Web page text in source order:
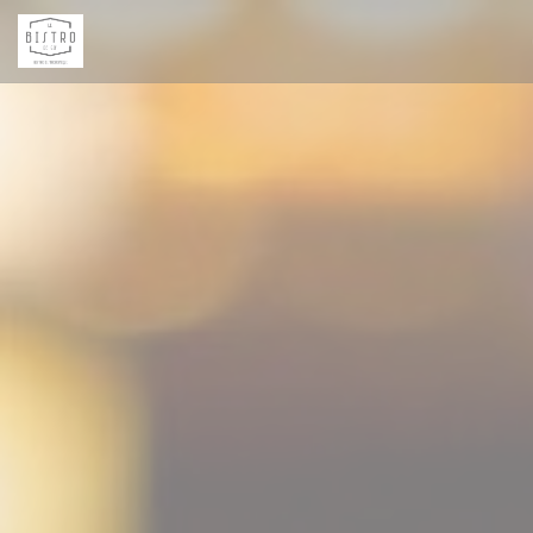
Personalización de sus opciones de cookies